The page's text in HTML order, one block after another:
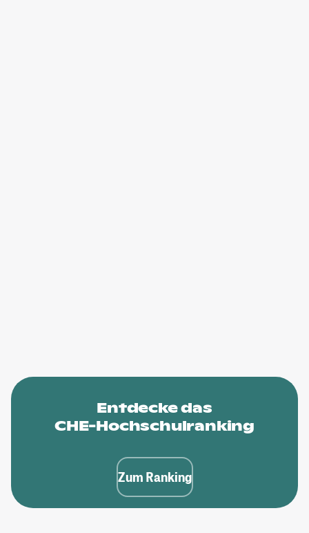
Entdecke das
CHE-Hochschulranking
Zum Ranking